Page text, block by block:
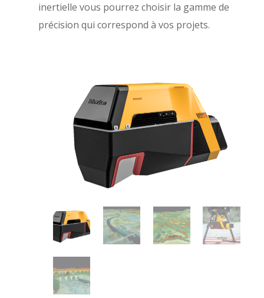
inertielle vous pourrez choisir la gamme de
précision qui correspond à vos projets.